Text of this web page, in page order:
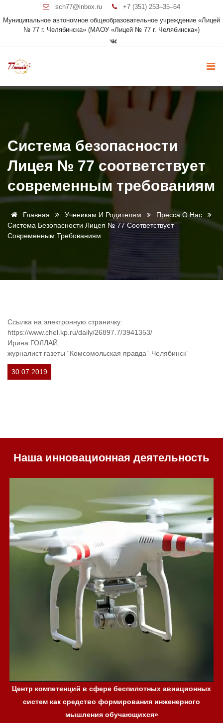
sch77@inbox.ru
+7 (351) 253‒35‒64
Муниципальное автономное общеобразовательное учреждение «Лицей
№ 77 г. Челябинска» (МАОУ «Лицей № 77 г. Челябинска»)
Система безопасности
Лицея № 77 соответствует
современным требованиям
Главная Ученикам И Родителям
Пресса О Нас
Система Безопасности Лицея № 77 Соответствует
Современным Требованиям
Ссылка на электронную страничку:
https://www.chel.kp.ru/daily/26897.7/3941353/
Ирина ГОЛЛАЙ
журналист газеты “Комсомольская правда”-Челябинск”
30.07.2019
Наша инновационная деятельность
Центр компетенций в сфере беспилотных авиационных
систем как средство формирования инженерного
мышления обучающихся»